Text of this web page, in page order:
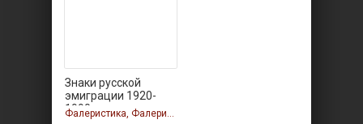
Знаки русской
эмиграции 1920-
1990
Фалеристика, Фалеристика, Фалеристика